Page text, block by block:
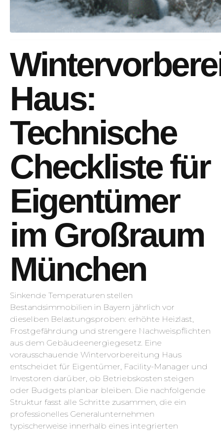
Haus:
Technische
Checkliste für
Eigentümer
im Großraum
München
Sinkende Temperaturen stellen
Bestandsimmobilien in Bayern jährlich vor
dieselben Belastungsproben: erhöhte Heizlast,
Frostgefährdung und strengere Nachweis­pflichten
aus dem Gebäudeenergiegesetz. Eine
vorausschauende Wintervorbereitung Haus
entscheidet für Eigentümer, Facility-Manager und
Investoren darüber, ob Betriebskosten steigen
oder Budgets planbar bleiben. Die nachfolgende
Struktur fasst alle Schritte zusammen, die ein
professionelles Generalunternehmen
typischerweise innerhalb eines integrierten